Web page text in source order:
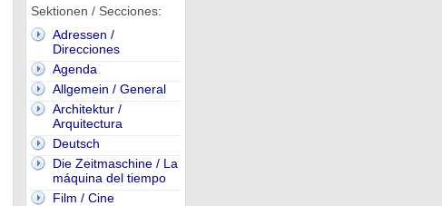
Sektionen / Secciones:
Adressen /
Direcciones
Agenda
Allgemein / General
Architektur /
Arquitectura
Deutsch
Die Zeitmaschine / La
máquina del tiempo
Film / Cine